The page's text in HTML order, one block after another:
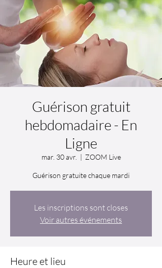
Guérison gratuit
hebdomadaire - En
Ligne
mar. 30 avr.
  |
ZOOM Live
Guérison gratuite chaque mardi
Les inscriptions sont closes
Voir autres événements
Heure et lieu